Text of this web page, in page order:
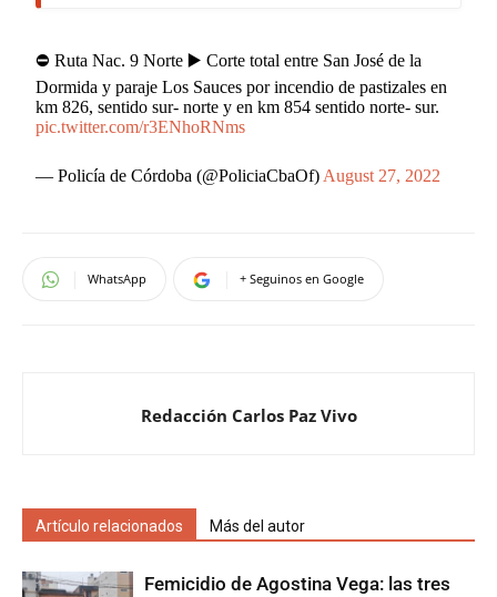
⛔ Ruta Nac. 9 Norte ▶️ Corte total entre San José de la
Dormida y paraje Los Sauces por incendio de pastizales en
km 826, sentido sur- norte y en km 854 sentido norte- sur.
pic.twitter.com/r3ENhoRNms
— Policía de Córdoba (@PoliciaCbaOf) August 27, 2022
WhatsApp + Seguinos en Google
Redacción Carlos Paz Vivo
Artículo relacionados Más del autor
Femicidio de Agostina Vega: las tres